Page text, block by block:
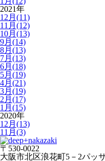
2021年
12月(11)
11月(12)
10月(13)
9月(14)
8月(13)
7月(13)
6月(18)
5月(19)
4月(21)
3月(19)
2月(17)
1月(15)
2020年
12月(13)
11月(3)
〒530-0022
大阪市北区浪花町5－2パッ